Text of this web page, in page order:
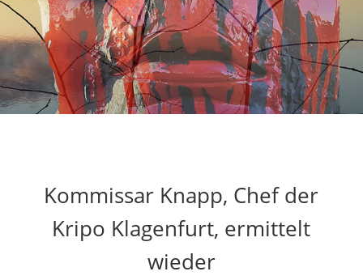
Kommissar Knapp, Chef der
Kripo Klagenfurt, ermittelt
wieder